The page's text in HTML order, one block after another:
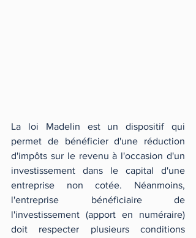
La loi Madelin est un dispositif qui
permet de bénéficier d'une réduction
d'impôts sur le revenu à l'occasion d'un
investissement dans le capital d'une
entreprise non cotée. Néanmoins,
l'entreprise bénéficiaire de
l'investissement (apport en numéraire)
doit respecter plusieurs conditions